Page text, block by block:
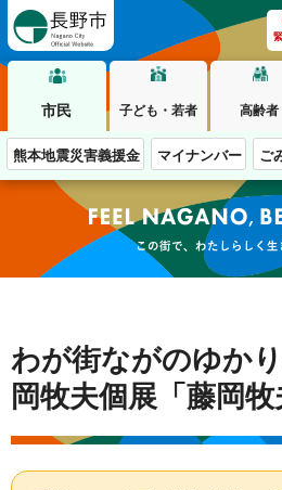
市民 子ども・若者 高齢者
熊本地震災害義援金 マイナンバー ご
この街で、わたしらしく
わが街ながのゆか
岡牧夫個展「藤岡牧